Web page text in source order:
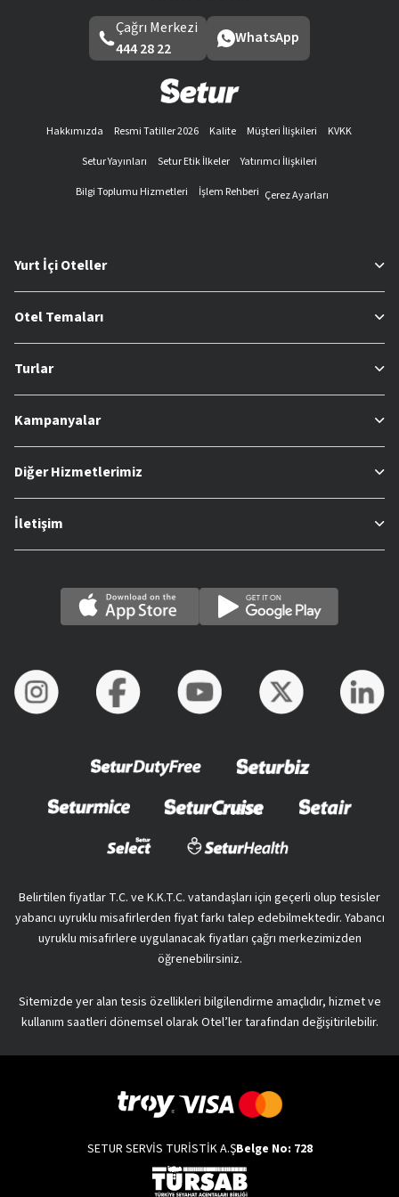
Çağrı Merkezi
444 28 22
WhatsApp
Hakkımızda Resmi Tatiller 2026 Kalite Müşteri İlişkileri
KVKK
Setur Yayınları
Setur Etik İlkeler
Yatırımcı İlişkileri
Bilgi Toplumu Hizmetleri
İşlem Rehberi Çerez Ayarları
Yurt İçi Oteller
Otel Temaları
Turlar
Kampanyalar
Diğer Hizmetlerimiz
İletişim
Belirtilen fiyatlar T.C. ve K.K.T.C. vatandaşları için geçerli olup tesisler
yabancı uyruklu misafirlerden fiyat farkı talep edebilmektedir. Yabancı
uyruklu misafirlere uygulanacak fiyatları çağrı merkezimizden
öğrenebilirsiniz.
Sitemizde yer alan tesis özellikleri bilgilendirme amaçlıdır, hizmet ve
kullanım saatleri dönemsel olarak Otel’ler tarafından değişitirilebilir.
SETUR SERVİS TURİSTİK A.ŞBelge No: 728